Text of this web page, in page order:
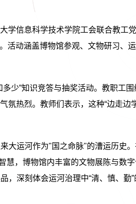
学信息科学技术学院工会联合教工
活动涵盖博物馆参观、文物研习、
多少”知识竞答与抽奖活动。教职工围
氛热烈。教师们表示，这种“边走边
大运河作为" 国之命脉"的漕运历史
慧，博物馆内丰富的文物展陈与数
，深刻体会运河治理中“清、慎、勤”